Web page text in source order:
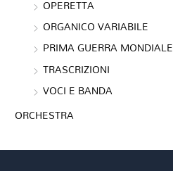
OPERETTA
ORGANICO VARIABILE
PRIMA GUERRA MONDIALE
TRASCRIZIONI
VOCI E BANDA
ORCHESTRA